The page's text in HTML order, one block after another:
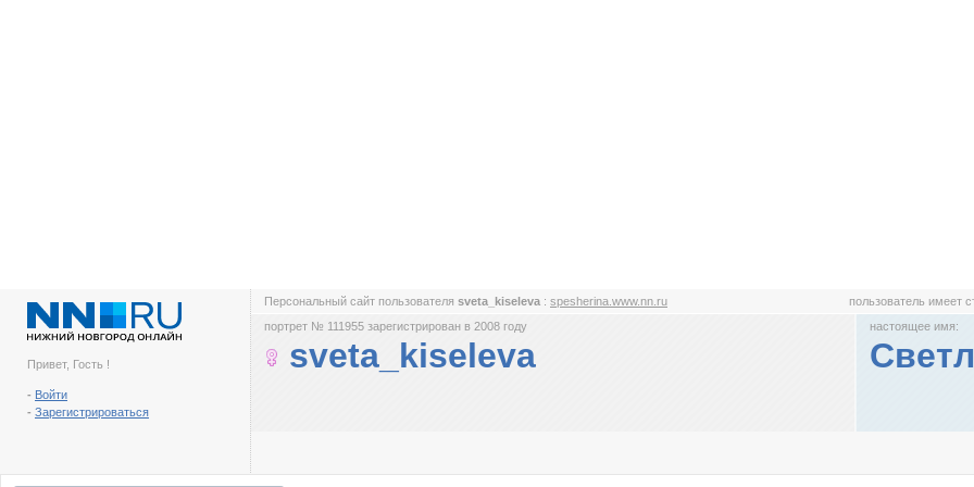
Привет, Гость !
- Войти
- Зарегистрироваться
Персональный сайт пользователя sveta_kiseleva : spesherina.www.nn.ru пользователь имеет
портрет № 111955 зарегистрирован в 2008 году
sveta_kiseleva
настоящее имя: